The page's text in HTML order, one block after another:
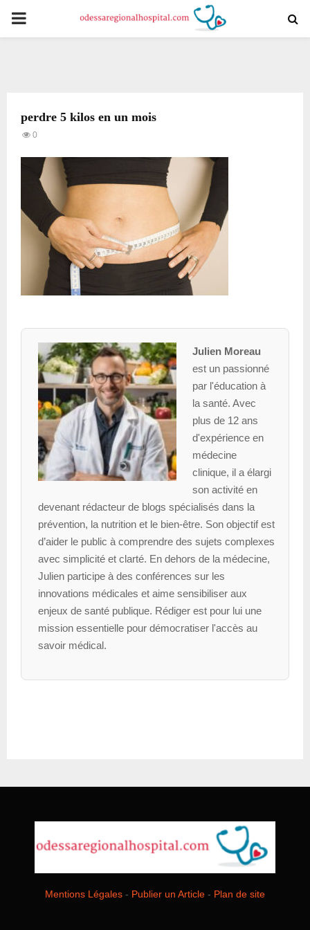
PRIMARY
perdre 5 kilos en un mois
0
Julien Moreau
est un passionné
par l'éducation à
la santé. Avec
plus de 12 ans
d'expérience en
médecine
clinique, il a élargi
son activité en
devenant rédacteur de blogs spécialisés dans la
prévention, la nutrition et le bien-être. Son objectif est
d’aider le public à comprendre des sujets complexes
avec simplicité et clarté. En dehors de la médecine,
Julien participe à des conférences sur les
innovations médicales et aime sensibiliser aux
enjeux de santé publique. Rédiger est pour lui une
mission essentielle pour démocratiser l'accès au
savoir médical.
Mentions Légales - Publier un Article - Plan de site